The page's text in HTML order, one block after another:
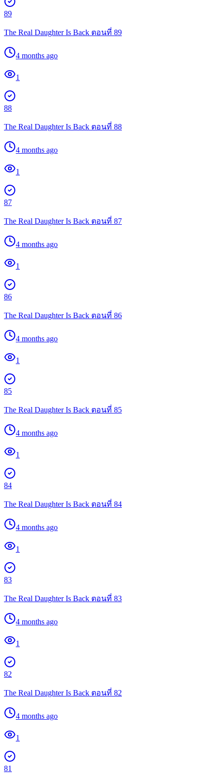
89
The Real Daughter Is Back ตอนที่ 89
4 months ago
1
88
The Real Daughter Is Back ตอนที่ 88
4 months ago
1
87
The Real Daughter Is Back ตอนที่ 87
4 months ago
1
86
The Real Daughter Is Back ตอนที่ 86
4 months ago
1
85
The Real Daughter Is Back ตอนที่ 85
4 months ago
1
84
The Real Daughter Is Back ตอนที่ 84
4 months ago
1
83
The Real Daughter Is Back ตอนที่ 83
4 months ago
1
82
The Real Daughter Is Back ตอนที่ 82
4 months ago
1
81